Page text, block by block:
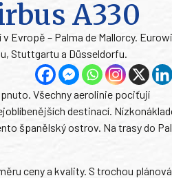
A330
Evropě – Palma de Mallorcy.
Stuttgartu a Düsseldorfu.
Všechny aerolinie pociťují
destinací.
španělský ostrov. Na trasy do
ceny a kvality. S trochou